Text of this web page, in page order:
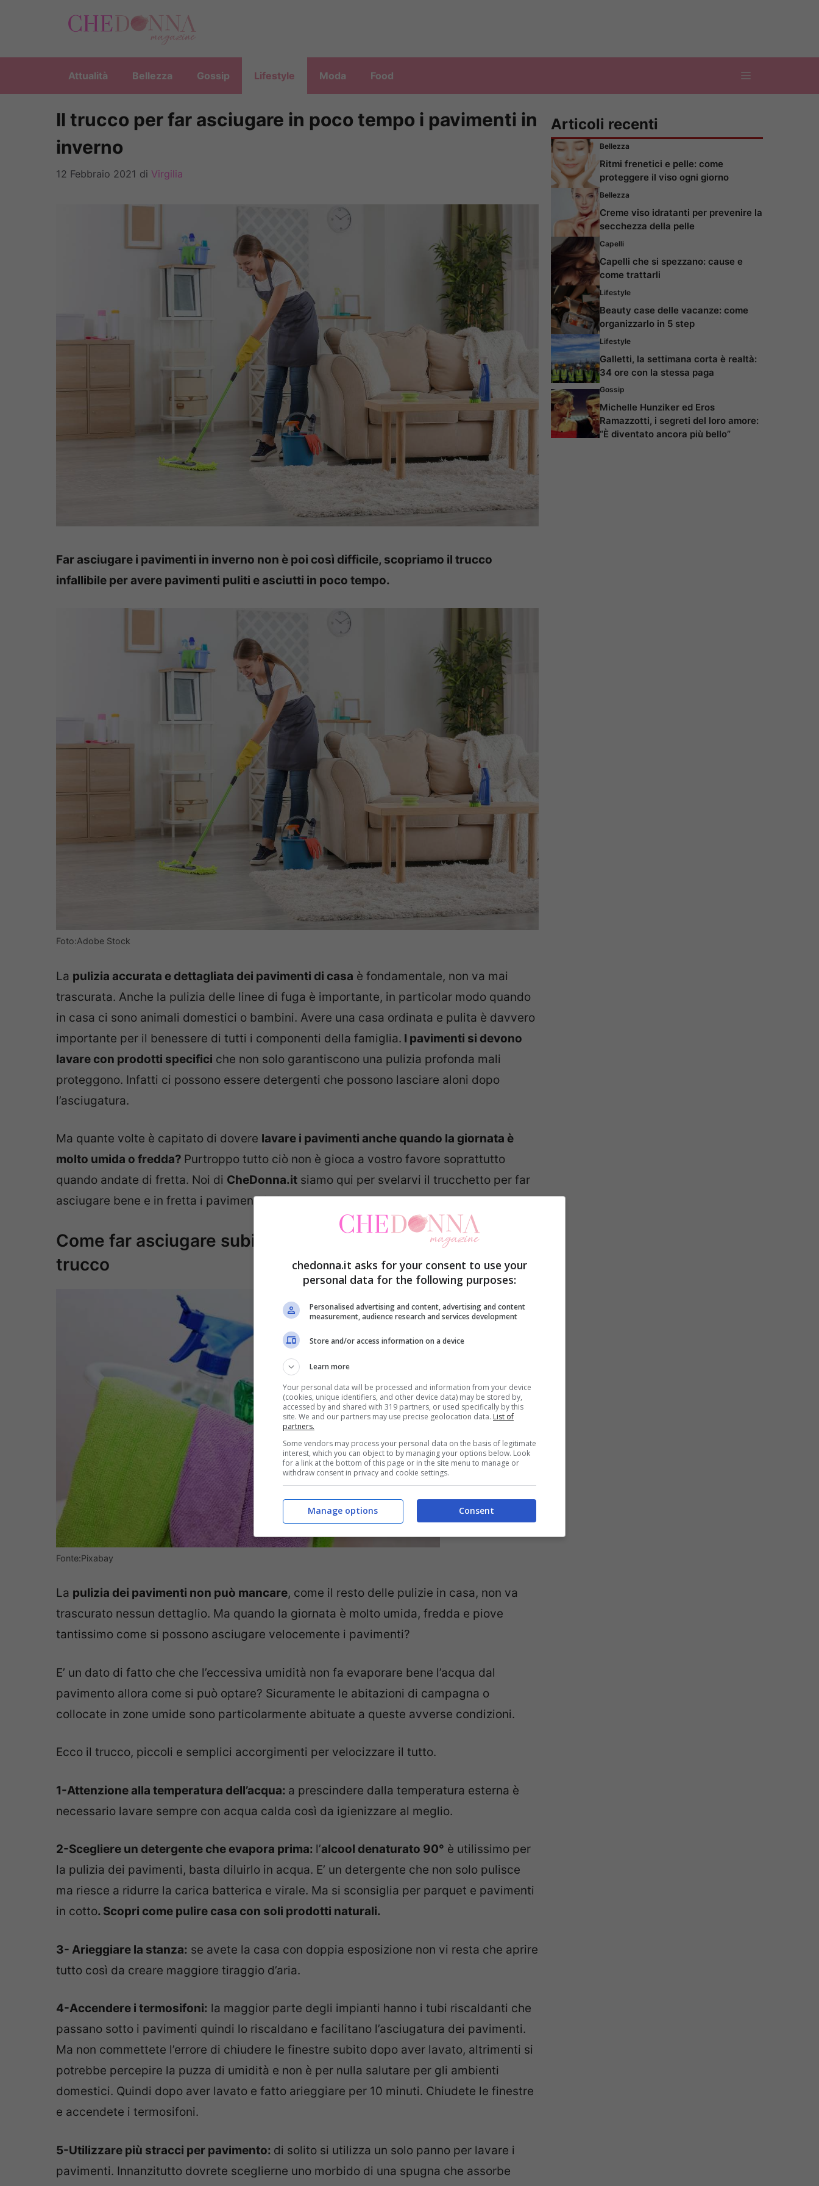
Attualità Bellezza Gossip Lifestyle Moda Food
Il trucco per far asciugare in poco tempo i pavimenti in
inverno
12 Febbraio 2021 di Virgilia
Far asciugare i pavimenti in inverno non è poi così difficile, scopriamo il trucco
infallibile per avere pavimenti puliti e asciutti in poco tempo.
Foto:Adobe Stock
La pulizia accurata e dettagliata dei pavimenti di casa è fondamentale, non va mai
trascurata. Anche la pulizia delle linee di fuga è importante, in particolar modo quando
in casa ci sono animali domestici o bambini. Avere una casa ordinata e pulita è davvero
importante per il benessere di tutti i componenti della famiglia. I pavimenti si devono
lavare con prodotti specifici che non solo garantiscono una pulizia profonda mali
proteggono. Infatti ci possono essere detergenti che possono lasciare aloni dopo
l’asciugatura.
Ma quante volte è capitato di dovere lavare i pavimenti anche quando la giornata è
molto umida o fredda? Purtroppo tutto ciò non è gioca a vostro favore soprattutto
quando andate di fretta. Noi di CheDonna.it siamo qui per svelarvi il trucchetto per far
asciugare bene e in fretta i pavimenti in inverno.
Come far asciugare subito i pavimenti in inverno: ecco il
trucco
Fonte:Pixabay
La pulizia dei pavimenti non può mancare, come il resto delle pulizie in casa, non va
trascurato nessun dettaglio. Ma quando la giornata è molto umida, fredda e piove
tantissimo come si possono asciugare velocemente i pavimenti?
E’ un dato di fatto che che l’eccessiva umidità non fa evaporare bene l’acqua dal
pavimento allora come si può optare? Sicuramente le abitazioni di campagna o
collocate in zone umide sono particolarmente abituate a queste avverse condizioni.
Ecco il trucco, piccoli e semplici accorgimenti per velocizzare il tutto.
1-Attenzione alla temperatura dell’acqua: a prescindere dalla temperatura esterna è
necessario lavare sempre con acqua calda così da igienizzare al meglio.
2-Scegliere un detergente che evapora prima: l’alcool denaturato 90° è utilissimo per
la pulizia dei pavimenti, basta diluirlo in acqua. E’ un detergente che non solo pulisce
ma riesce a ridurre la carica batterica e virale. Ma si sconsiglia per parquet e pavimenti
in cotto. Scopri come pulire casa con soli prodotti naturali.
3- Arieggiare la stanza: se avete la casa con doppia esposizione non vi resta che aprire
tutto così da creare maggiore tiraggio d’aria.
4-Accendere i termosifoni: la maggior parte degli impianti hanno i tubi riscaldanti che
passano sotto i pavimenti quindi lo riscaldano e facilitano l’asciugatura dei pavimenti.
Ma non commettete l’errore di chiudere le finestre subito dopo aver lavato, altrimenti si
potrebbe percepire la puzza di umidità e non è per nulla salutare per gli ambienti
domestici. Quindi dopo aver lavato e fatto arieggiare per 10 minuti. Chiudete le finestre
e accendete i termosifoni.
5-Utilizzare più stracci per pavimento: di solito si utilizza un solo panno per lavare i
pavimenti. Innanzitutto dovrete sceglierne uno morbido di una spugna che assorbe
Articoli recenti
Bellezza
Ritmi frenetici e pelle: come
proteggere il viso ogni giorno
Bellezza
Creme viso idratanti per prevenire la
secchezza della pelle
Capelli
Capelli che si spezzano: cause e
come trattarli
Lifestyle
Beauty case delle vacanze: come
organizzarlo in 5 step
Lifestyle
Galletti, la settimana corta è realtà:
34 ore con la stessa paga
Gossip
Michelle Hunziker ed Eros
Ramazzotti, i segreti del loro amore:
“È diventato ancora più bello”
chedonna.it asks for your consent to use your
personal data for the following purposes:
Personalised advertising and content, advertising and content
measurement, audience research and services development
Store and/or access information on a device
Learn more
Your personal data will be processed and information from your device
(cookies, unique identifiers, and other device data) may be stored by,
accessed by and shared with 319 partners, or used specifically by this
site. We and our partners may use precise geolocation data. List of
partners.
Some vendors may process your personal data on the basis of legitimate
interest, which you can object to by managing your options below. Look
for a link at the bottom of this page or in the site menu to manage or
withdraw consent in privacy and cookie settings.
Consent
Manage options